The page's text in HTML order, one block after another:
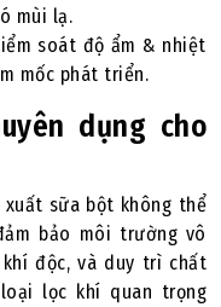
mùi lạ.
soát độ ẩm & nhiệt
mốc phát triển.
dụng cho
xuất sữa bột không thể
bảo môi trường vô
độc, và duy trì chất
lọc khí quan trọng